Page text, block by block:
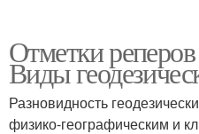
Отметки
Виды
Разновидность
физико-географическим и